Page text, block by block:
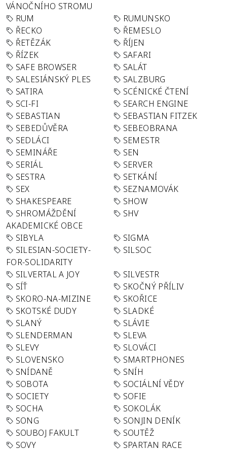
VÁNOČNÍHO STROMU
RUM
RUMUNSKO
ŘECKO
ŘEMESLO
ŘETĚZÁK
ŘÍJEN
ŘÍZEK
SAFARI
SAFE BROWSER
SALÁT
SALESIÁNSKÝ PLES
SALZBURG
SATIRA
SCÉNICKÉ ČTENÍ
SCI-FI
SEARCH ENGINE
SEBASTIAN
SEBASTIAN FITZEK
SEBEDŮVĚRA
SEBEOBRANA
SEDLÁCI
SEMESTR
SEMINÁŘE
SEN
SERIÁL
SERVER
SESTRA
SETKÁNÍ
SEX
SEZNAMOVÁK
SHAKESPEARE
SHOW
SHROMÁŽDĚNÍ
AKADEMICKÉ OBCE
SHV
SIBYLA
SIGMA
SILESIAN-SOCIETY-
FOR-SOLIDARITY
SILSOC
SILVERTAL A JOY
SILVESTR
SÍŤ
SKOČNÝ PŘÍLIV
SKORO-NA-MIZINE
SKOŘICE
SKOTSKÉ DUDY
SLADKÉ
SLANÝ
SLÁVIE
SLENDERMAN
SLEVA
SLEVY
SLOVÁCI
SLOVENSKO
SMARTPHONES
SNÍDANĚ
SNÍH
SOBOTA
SOCIÁLNÍ VĚDY
SOCIETY
SOFIE
SOCHA
SOKOLÁK
SONG
SONJIN DENÍK
SOUBOJ FAKULT
SOUTĚŽ
SOVY
SPARTAN RACE